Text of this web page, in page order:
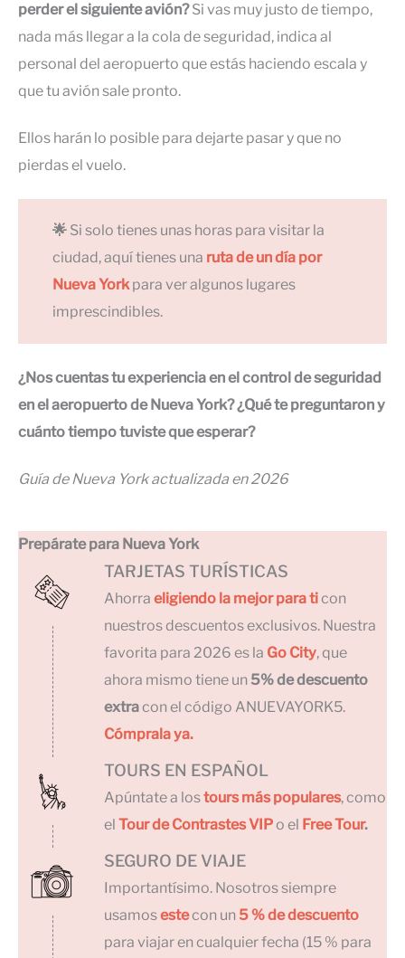
perder el siguiente avión?Si vas muy justo de tiempo,
nada más llegar a la cola de seguridad, indica al
personal del aeropuerto que estás haciendo escala y
que tu avión sale pronto.
Ellos harán lo posible para dejarte pasar y que no
pierdas el vuelo.
🌟 Si solo tienes unas horas para visitar la
ciudad, aquí tienes una ruta de un día por
Nueva Yorkpara ver algunos lugares
imprescindibles.
¿Nos cuentas tu experiencia en el control de seguridad
en el aeropuerto de Nueva York? ¿Qué te preguntaron y
cuánto tiempo tuviste que esperar?
Guía de Nueva York actualizada en 2026
Prepárate para Nueva York
TARJETAS TURÍSTICAS
Ahorra eligiendo la mejor para ticon
nuestros descuentos exclusivos. Nuestra
favorita para 2026 es la Go City, que
ahora mismo tiene un 5% de descuento
extracon el código ANUEVAYORK5.
Cómprala ya.
TOURS EN ESPAÑOL
Apúntate a lostours más populares, como
el Tour de Contrastes VIPo el Free Tour.
SEGURO DE VIAJE
Importantísimo. Nosotros siempre
usamosestecon un 5 % de descuento
para viajar en cualquier fecha (15 % para